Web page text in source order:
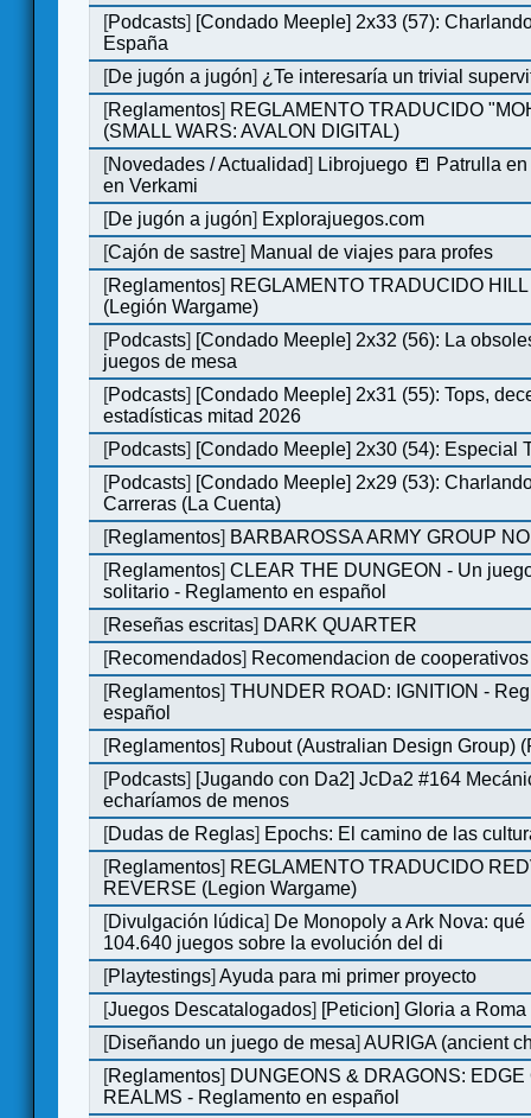
[Podcasts] [Condado Meeple] 2x33 (57):
España
[De jugón a jugón] ¿Te interesaría un trivial
[Reglamentos] REGLAMENTO TRADUCIDO
(SMALL WARS: AVALON DIGITAL)
[Novedades / Actualidad] Librojuego 📒 Patrulla
en Verkami
[De jugón a jugón] Explorajuegos.com
[Cajón de sastre] Manual de viajes para profes
[Reglamentos] REGLAMENTO TRADUCIDO
(Legión Wargame)
[Podcasts] [Condado Meeple] 2x32 (56): La
juegos de mesa
[Podcasts] [Condado Meeple] 2x31 (55): Tops,
estadísticas mitad 2026
[Podcasts] [Condado Meeple] 2x30 (54): Especial
[Podcasts] [Condado Meeple] 2x29 (53):
Carreras (La Cuenta)
[Reglamentos] BARBAROSSA ARMY GROUP
[Reglamentos]CLEAR THE DUNGEON - Un
solitario - Reglamento en español
[Reseñas escritas] DARK QUARTER
[Recomendados] Recomendacion de
[Reglamentos]THUNDER ROAD: IGNITION -
español
[Reglamentos] Rubout (Australian Design Group)
[Podcasts] [Jugando con Da2] JcDa2 #164
echaríamos de menos
[Dudas de Reglas] Epochs: El camino de las
[Reglamentos] REGLAMENTO TRADUCIDO
REVERSE (Legion Wargame)
[Divulgación lúdica] De Monopoly a Ark Nova:
104.640 juegos sobre la evolución del di
[Playtestings]Ayuda para mi primer proyecto
[Juegos Descatalogados] [Peticion] Gloria a Roma
[Diseñando un juego de mesa]AURIGA (ancient
[Reglamentos] DUNGEONS & DRAGONS: EDGE
REALMS - Reglamento en español